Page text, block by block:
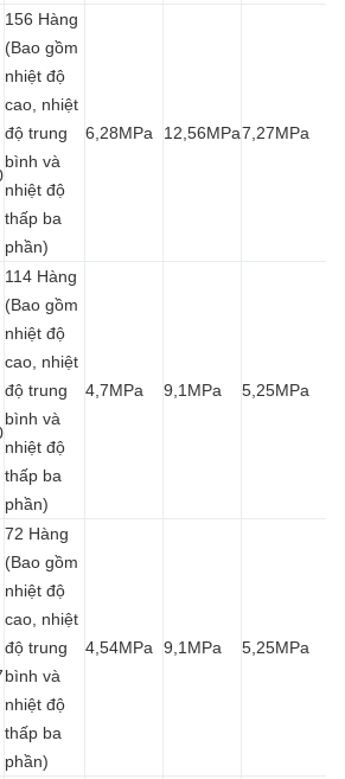
156 Hàng
(Bao gồm
nhiệt độ
cao, nhiệt
độ trung
bình và
nhiệt độ
thấp ba
phần)
6,28MPa 12,56MPa7,27MPa
114 Hàng
(Bao gồm
nhiệt độ
cao, nhiệt
độ trung
bình và
nhiệt độ
thấp ba
phần)
4,7MPa 9,1MPa 5,25MPa
72 Hàng
(Bao gồm
nhiệt độ
cao, nhiệt
độ trung
bình và
nhiệt độ
thấp ba
phần)
4,54MPa 9,1MPa 5,25MPa